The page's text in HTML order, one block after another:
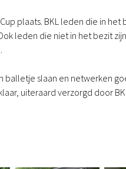
plaats. BKL leden die in
leden die niet in het bezit
slaan en netwerken
uiteraard verzorgd door